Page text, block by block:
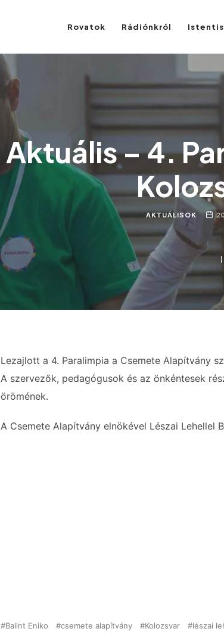
Rovatok Rádiónkról
Aktuális – 4.
AKTUÁLISOK
Lezajlott a 4. Paralimpia a Csemete Alapítvány
A szervezők, pedagógusok és az önkéntesek
örömének.
A Csemete Alapítvány elnökével Lészai Lehellel
Balint Eniko csemete alapítvány Kolozsvar lészai